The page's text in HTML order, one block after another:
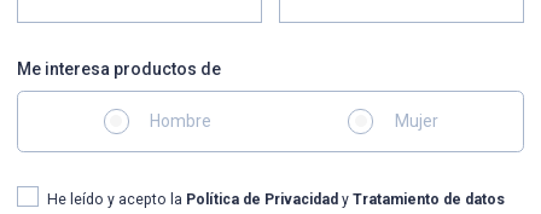
Me interesa productos de
Hombre Mujer
He leído y acepto la Política de Privacidad y Tratamiento de datos